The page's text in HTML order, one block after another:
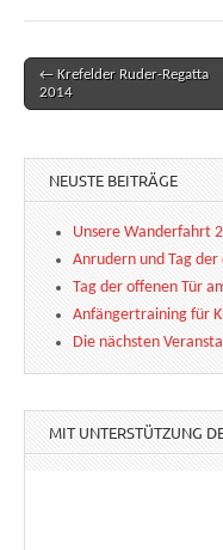
Post navigation
← Krefelder Ruder-Regatta
2014
NEUSTE BEITRÄGE
Unsere Wanderfahrt
Anrudern und Tag der
Tag der offenen Tür
Anfängertraining für
Die nächsten
MIT UNTERSTÜTZUNG